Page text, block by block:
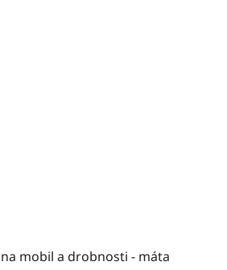
mobil a drobnosti - máta